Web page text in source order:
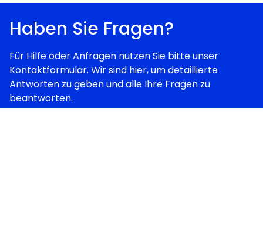
Haben Sie Fragen?
Für Hilfe oder Anfragen nutzen Sie bitte unser
Kontaktformular. Wir sind hier, um detaillierte
Antworten zu geben und alle Ihre Fragen zu
beantworten.